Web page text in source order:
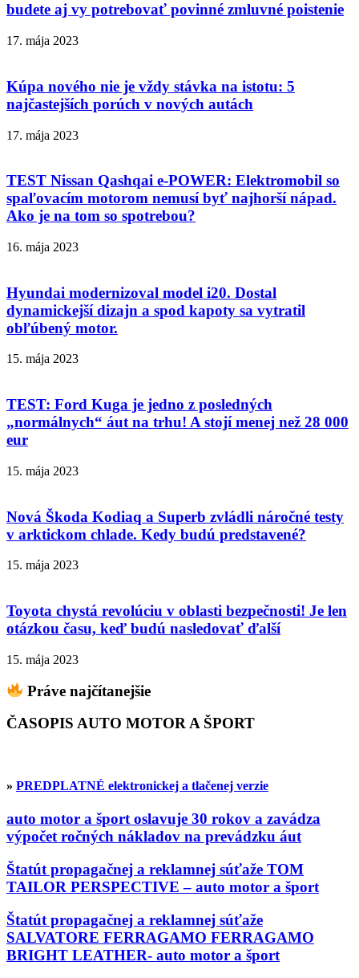
budete aj vy potrebovať povinné zmluvné poistenie
17. mája 2023
Kúpa nového nie je vždy stávka na istotu: 5
najčastejších porúch v nových autách
17. mája 2023
TEST Nissan Qashqai e-POWER: Elektromobil so
spaľovacím motorom nemusí byť najhorší nápad.
Ako je na tom so spotrebou?
16. mája 2023
Hyundai modernizoval model i20. Dostal
dynamickejší dizajn a spod kapoty sa vytratil
obľúbený motor.
15. mája 2023
TEST: Ford Kuga je jedno z posledných
„normálnych“ áut na trhu! A stojí menej než 28 000
eur
15. mája 2023
Nová Škoda Kodiaq a Superb zvládli náročné testy
v arktickom chlade. Kedy budú predstavené?
15. mája 2023
Toyota chystá revolúciu v oblasti bezpečnosti! Je len
otázkou času, keď budú nasledovať ďalší
15. mája 2023
Práve najčítanejšie
ČASOPIS AUTO MOTOR A ŠPORT
» PREDPLATNÉ elektronickej a tlačenej verzie
auto motor a šport oslavuje 30 rokov a zavádza
výpočet ročných nákladov na prevádzku áut
Štatút propagačnej a reklamnej súťaže TOM
TAILOR PERSPECTIVE – auto motor a šport
Štatút propagačnej a reklamnej súťaže
SALVATORE FERRAGAMO FERRAGAMO
BRIGHT LEATHER- auto motor a šport